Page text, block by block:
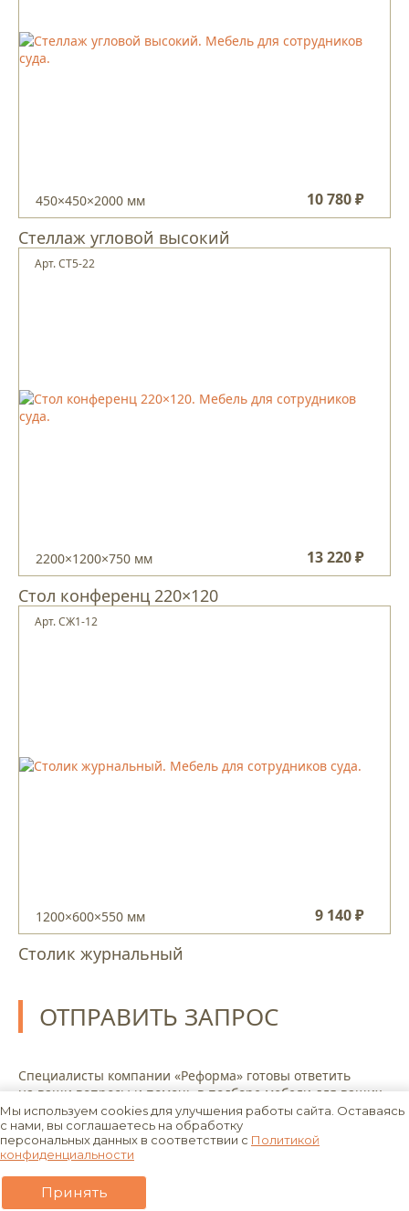
450×450×2000 мм 10 780 ₽
Стеллаж угловой высокий
2200×1200×750 мм 13 220 ₽
Арт. СТ5-22
Стол конференц 220×120
1200×600×550 мм 9 140 ₽
Арт. СЖ1-12
Столик журнальный
ОТПРАВИТЬ ЗАПРОС
Специалисты компании «Реформа» готовы ответить
на ваши вопросы и помочь в подборе мебели для ваших
задач.
Мы используем cookies для улучшения работы сайта. Оставаясь
с нами, вы соглашаетесь на обработку
персональных данных в соответствии с Политикой
конфиденциальности
Принять